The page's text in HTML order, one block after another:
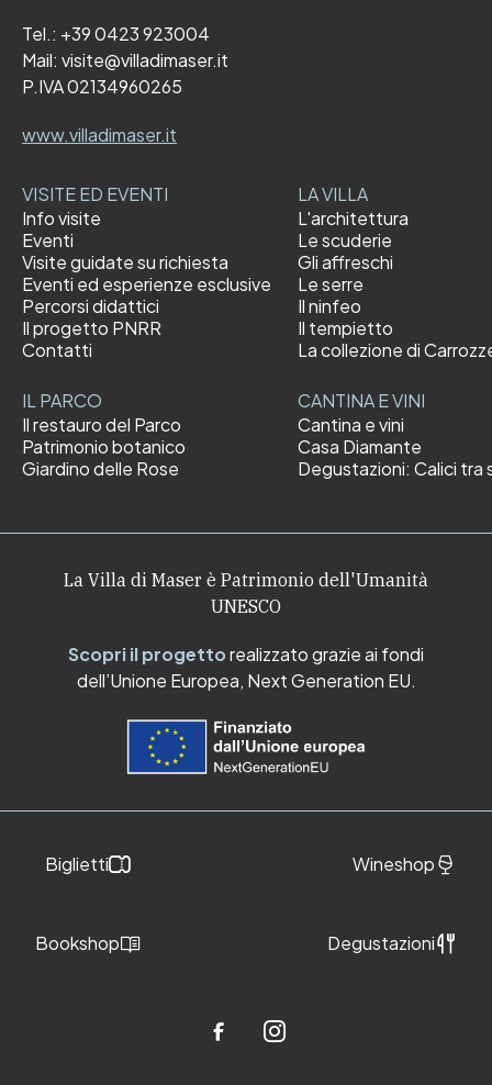
Tel.: +39 0423 923004
Mail: visite@villadimaser.it
P.IVA 02134960265
www.villadimaser.it
VISITE ED EVENTI
Info visite
Eventi
Visite guidate su richiesta
Eventi ed esperienze esclusive
Percorsi didattici
Il progetto PNRR
Contatti
LA VILLA
L'architettura
Le scuderie
Gli affreschi
Le serre
Il ninfeo
Il tempietto
La collezione di
IL PARCO
Il restauro del Parco
Patrimonio botanico
Giardino delle Rose
CANTINA E VINI
Cantina e vini
Casa Diamante
Degustazioni: Calici tra
La Villa di Maser è Patrimonio dell'Umanità
UNESCO
Scopri il progettorealizzato grazie ai fondi
dell’Unione Europea, Next Generation EU.
Biglietti Wineshop
Bookshop Degustazioni